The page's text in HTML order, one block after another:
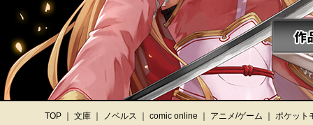
TOP｜ 文庫｜ ノベルス comic online アニメ/ゲーム ポケット